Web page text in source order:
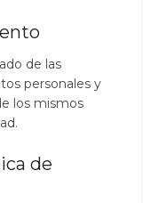
de las
personales y
los mismos
de